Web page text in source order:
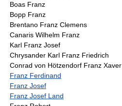
Boas Franz
Bopp Franz
Brentano Franz Clemens
Canaris Wilhelm Franz
Karl Franz Josef
Chrysander Karl Franz Friedrich
Conrad von Hötzendorf Franz
Franz Ferdinand
Franz Josef
Franz Josef Land